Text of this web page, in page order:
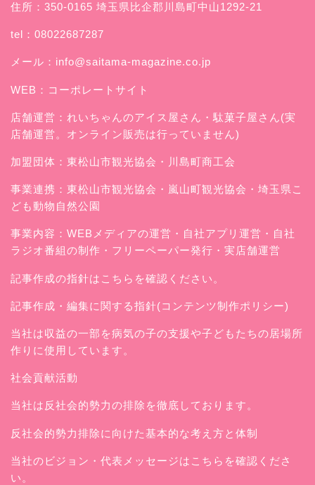
住所：350-0165 埼玉県比企郡川島町中山1292-21
tel：08022687287
メール： info@saitama-magazine.co.jp
WEB： コーポレートサイト
店舗運営： れいちゃんのアイス屋さん ・駄菓子屋さん(実
店舗運営。オンライン販売は行っていません)
加盟団体：東松山市観光協会・川島町商工会
事業連携：東松山市観光協会・嵐山町観光協会・埼玉県こ
ども動物自然公園
事業内容：WEBメディアの運営・自社アプリ運営・自社
ラジオ番組の制作・フリーペーパー発行・実店舗運営
記事作成の指針はこちらを確認ください。
記事作成・編集に関する指針(コンテンツ制作ポリシー)
当社は収益の一部を病気の子の支援や子どもたちの居場所
作りに使用しています。
社会貢献活動
当社は反社会的勢力の排除を徹底しております。
反社会的勢力排除に向けた基本的な考え方と体制
当社のビジョン・代表メッセージはこちらを確認くださ
い。